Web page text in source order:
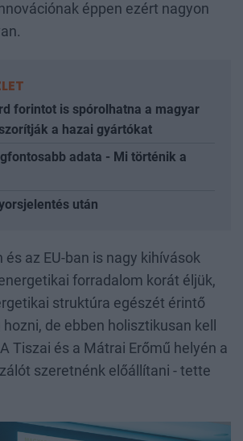
éppen ezért nagyon
forintot is spórolhatna a magyar
a hazai gyártókat
adata - Mi történik a
után
és az EU-ban is nagy kihívások
forradalom korát éljük,
struktúra egészét érintő
de ebben holisztikusan kell
Tiszai és a Mátrai Erőmű helyén a
szeretnénk előállítani - tette